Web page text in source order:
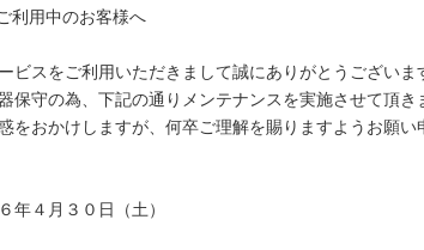
利用中のお客様へ
ビスをご利用いただきまして誠にありがとうございま
保守の為、下記の通りメンテナンスを実施させて頂き
をおかけしますが、何卒ご理解を賜りますようお願い
年４月３０日（土）